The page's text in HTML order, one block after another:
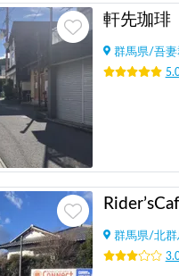
軒先珈
群馬県/吾
群馬県/北群